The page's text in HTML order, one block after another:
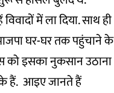
में ला दिया. साथ ही
घर-घर तक पहुंचाने के
को इसका नुकसान उठाना
हैं. आइए जानते हैं